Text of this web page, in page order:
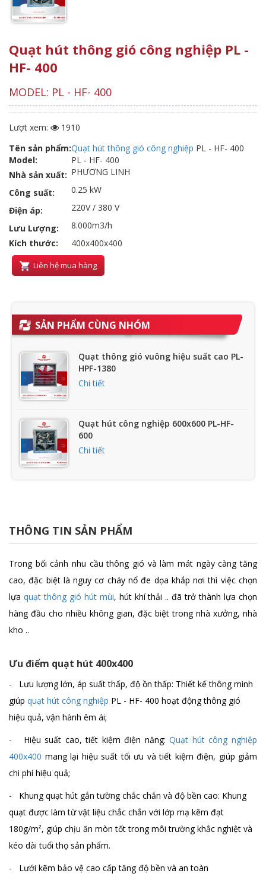
Quạt hút thông gió công nghiệp PL -
HF- 400
MODEL: PL - HF- 400
Lượt xem:
1910
Tên sản phẩm:Quạt hút thông gió công nghiệp PL - HF- 400
Model:
PL - HF- 400
Nhà sản xuất: PHƯƠNG LINH
Công suất:
0.25 kW
Điện áp:
220V / 380 V
Lưu Lượng:
8.000m3/h
Kích thước:
400x400x400
Liên hệ mua hàng
SẢN PHẨM CÙNG NHÓM
Quạt thông gió vuông hiệu suất cao PL-
HPF-1380
Chi tiết
Quạt hút công nghiệp 600x600 PL-HF-
600
Chi tiết
Quạt hướng trục composite PL-CPS
Quạt treo công nghiệp chống nổ FB
Chi tiết
THÔNG TIN SẢN PHẨM
Trong bối cảnh nhu cầu thông gió và làm mát ngày càng tăng
cao, đặc biệt là nguy cơ cháy nổ đe dọa khắp nơi thì việc chọn
lựa quạt thông gió hút mùi, hút khí thải .. đã trở thành lựa chọn
hàng đầu cho nhiều không gian, đặc biệt trong nhà xưởng, nhà
kho ..
Ưu điểm quạt hút 400x400
- Lưu lượng lớn, áp suất thấp, độ ồn thấp: Thiết kế thông minh
giúp quạt hút công nghiệp PL - HF- 400 hoạt động thông gió
hiệu quả, vận hành êm ái;
- Hiệu suất cao, tiết kiệm điện năng:Quạt hút công nghiệp
400x400 mang lại hiệu suất tối ưu và tiết kiệm điện, giúp giảm
chi phí hiệu quả;
- Khung quạt hút gắn tường chắc chắn và độ bền cao: Khung
quạt được làm từ vật liệu chắc chắn với lớp mạ kẽm đạt
180g/m², giúp chịu ăn mòn tốt trong môi trường khắc nghiệt và
kéo dài tuổi thọ sản phẩm.
- Lưới kẽm bảo vệ cao cấp tăng độ bền và an toàn